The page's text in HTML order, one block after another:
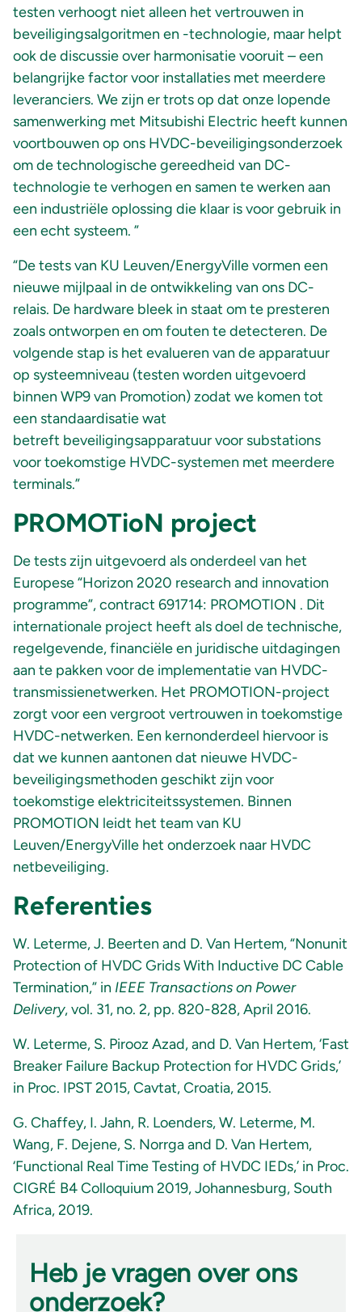
testen verhoogt niet alleen het vertrouwen in
beveiligingsalgoritmen en -technologie, maar helpt
ook de discussie over harmonisatie vooruit – een
belangrijke factor voor installaties met meerdere
leveranciers. We zijn er trots op dat onze lopende
samenwerking met Mitsubishi Electric heeft kunnen
voortbouwen op ons HVDC-beveiligingsonderzoek
om de technologische gereedheid van DC-
technologie te verhogen en samen te werken aan
een industriële oplossing die klaar is voor gebruik in
een echt systeem. ”
“De tests van KU Leuven/EnergyVille vormen een
nieuwe mijlpaal in de ontwikkeling van ons DC-
relais. De hardware bleek in staat om te presteren
zoals ontworpen en om fouten te detecteren. De
volgende stap is het evalueren van de apparatuur
op systeemniveau (testen worden uitgevoerd
binnen WP9 van Promotion) zodat we komen tot
een standaardisatie wat
betreft beveiligingsapparatuur voor substations
voor toekomstige HVDC-systemen met meerdere
terminals.”
PROMOTioN project
De tests zijn uitgevoerd als onderdeel van het
Europese “Horizon 2020 research and innovation
programme”, contract 691714: PROMOTION . Dit
internationale project heeft als doel de technische,
regelgevende, financiële en juridische uitdagingen
aan te pakken voor de implementatie van HVDC-
transmissienetwerken. Het PROMOTION-project
zorgt voor een vergroot vertrouwen in toekomstige
HVDC-netwerken. Een kernonderdeel hiervoor is
dat we kunnen aantonen dat nieuwe HVDC-
beveiligingsmethoden geschikt zijn voor
toekomstige elektriciteitssystemen. Binnen
PROMOTION leidt het team van KU
Leuven/EnergyVille het onderzoek naar HVDC
netbeveiliging.
Referenties
W. Leterme, J. Beerten and D. Van Hertem, “Nonunit
Protection of HVDC Grids With Inductive DC Cable
Termination,” in IEEE Transactions on Power
Delivery, vol. 31, no. 2, pp. 820-828, April 2016.
W. Leterme, S. Pirooz Azad, and D. Van Hertem, ‘Fast
Breaker Failure Backup Protection for HVDC Grids,’
in Proc. IPST 2015, Cavtat, Croatia, 2015.
G. Chaffey, I. Jahn, R. Loenders, W. Leterme, M.
Wang, F. Dejene, S. Norrga and D. Van Hertem,
‘Functional Real Time Testing of HVDC IEDs,’ in Proc.
CIGRÉ B4 Colloquium 2019, Johannesburg, South
Africa, 2019.
Heb je vragen over ons
onderzoek?